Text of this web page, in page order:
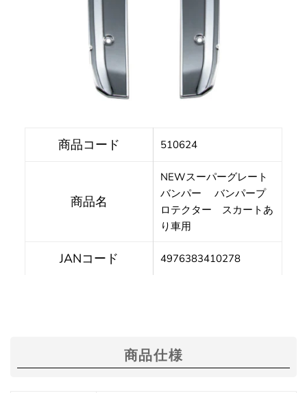
商品コード 510624
商品名
NEWスーパーグレート
バンパー バンパープ
ロテクター スカートあ
り車用
JANコード 4976383410278
商品仕様